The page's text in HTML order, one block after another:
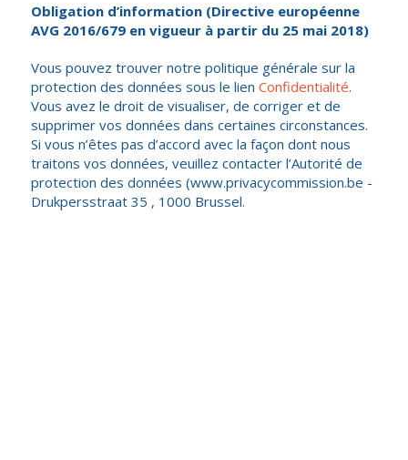
Obligation d’information (Directive européenne
AVG 2016/679 en vigueur à partir du 25 mai 2018)
Vous pouvez trouver notre politique générale sur la
protection des données sous le lien Confidentialité.
Vous avez le droit de visualiser, de corriger et de
supprimer vos données dans certaines circonstances.
Si vous n’êtes pas d’accord avec la façon dont nous
traitons vos données, veuillez contacter l’Autorité de
protection des données (www.privacycommission.be -
Drukpersstraat 35 , 1000 Brussel.